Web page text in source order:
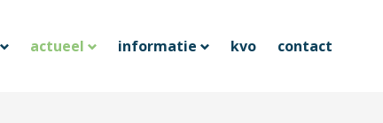
actueel informatie kvo contact